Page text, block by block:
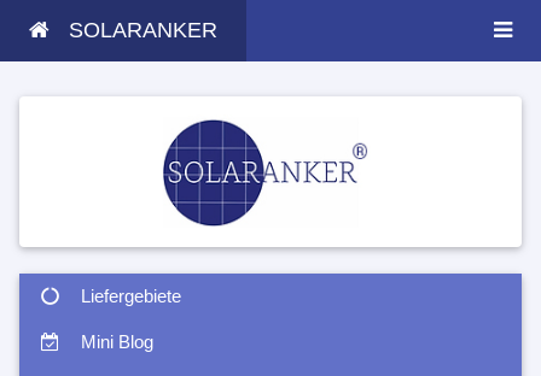
SOLARANKER
Liefergebiete
Mini Blog